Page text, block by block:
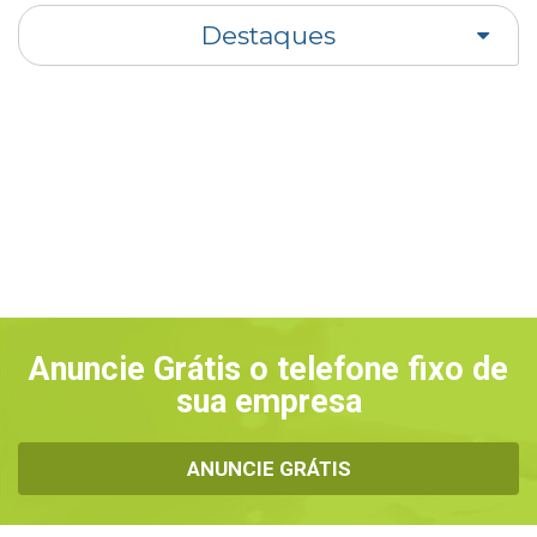
Destaques
Anuncie Grátis o telefone fixo de
sua empresa
ANUNCIE GRÁTIS